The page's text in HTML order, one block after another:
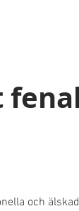
och